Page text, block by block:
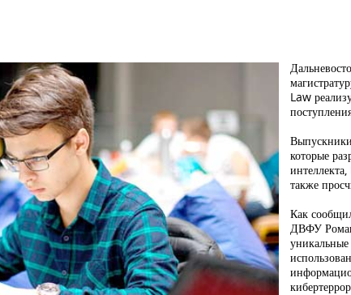
Law
которые
также
Как
ДВФУ Роман